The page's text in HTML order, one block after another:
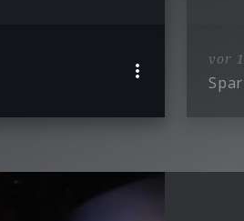
vor